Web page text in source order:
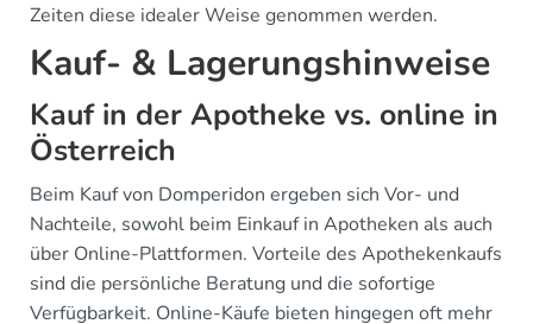
Zeiten diese idealer Weise genommen werden.
Kauf- & Lagerungshinweise
Kauf in der Apotheke vs. online in
Österreich
Beim Kauf von Domperidon ergeben sich Vor- und
Nachteile, sowohl beim Einkauf in Apotheken als auch
über Online-Plattformen. Vorteile des Apothekenkaufs
sind die persönliche Beratung und die sofortige
Verfügbarkeit. Online-Käufe bieten hingegen oft mehr